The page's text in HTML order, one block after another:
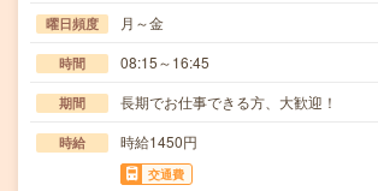
曜日頻度 月～金
時間 08:15～16:45
期間 長期でお仕事できる方、大歓迎！
時給 時給1450円
交通費